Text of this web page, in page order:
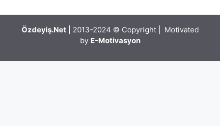
Özdeyiş.Net| 2013-2024 © Copyright | Motivated
by E-Motivasyon